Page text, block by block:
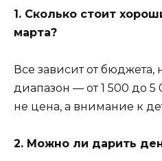
1. Сколько стоит
марта?
Все зависит от
диапазон — от 1 500 до
не цена, а внимание к
2. Можно ли дарить